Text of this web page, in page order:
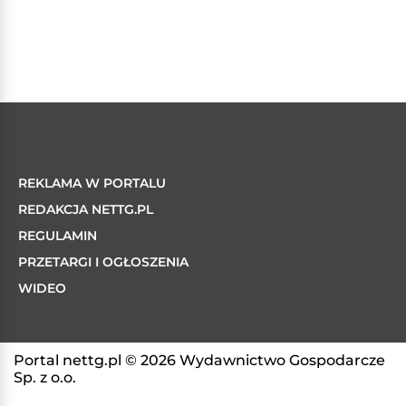
REKLAMA W PORTALU
REDAKCJA NETTG.PL
REGULAMIN
PRZETARGI I OGŁOSZENIA
WIDEO
Portal nettg.pl © 2026 Wydawnictwo Gospodarcze
Sp. z o.o.